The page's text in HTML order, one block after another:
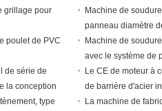
grillage pour
poulet de PVC
de série de
la conception
type
Machine de
panneau diamètre
Machine de
avec le système de
Le CE de moteur à
de barrière d'acier
La machine de